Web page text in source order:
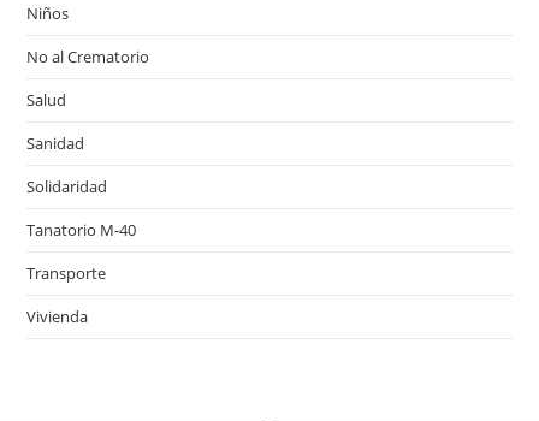
Niños
No al Crematorio
Salud
Sanidad
Solidaridad
Tanatorio M-40
Transporte
Vivienda